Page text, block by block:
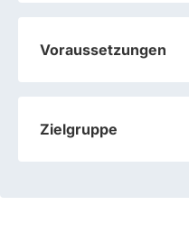
Voraussetzungen
Zielgruppe